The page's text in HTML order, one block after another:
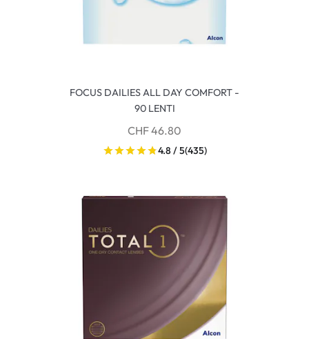
FOCUS DAILIES ALL DAY COMFORT -
90 LENTI
CHF 46.80
4.8 / 5(435)